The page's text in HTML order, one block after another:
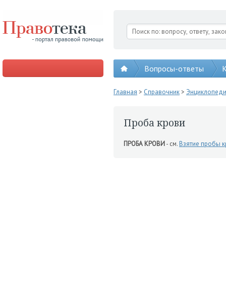
Вопросы-ответы
Главная > Справочник>
Проба крови
ПРОБА КРОВИ- см.Взятие пробы